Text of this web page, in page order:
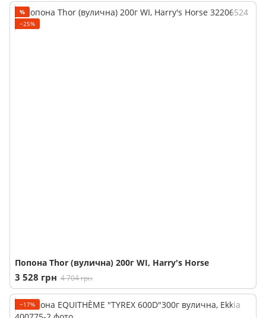
%
−25%
Попона Thor (вулична) 200г WI, Harry's Horse
3 528 грн 4 704 грн
−17%